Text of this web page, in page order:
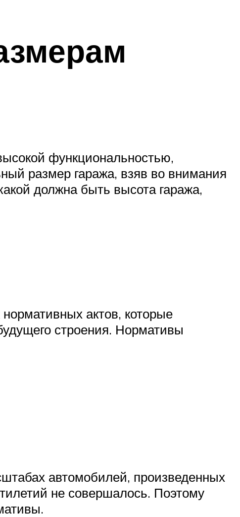
функциональностью,
размер гаража, взяв во внимания
должна быть высота гаража,
актов, которые
строения. Нормативы
автомобилей, произведенных
не совершалось. Поэтому